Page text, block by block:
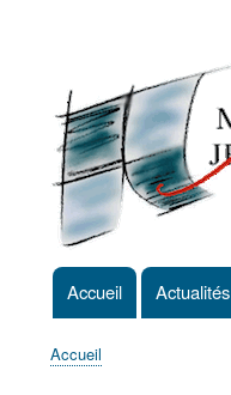
non
identifié
Navigation
principale
Accueil Actualités
Accueil